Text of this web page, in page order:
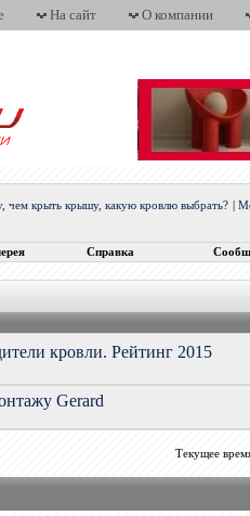
На сайт О компании
чем крыть крышу, какую кровлю выбрать?
Справка
кровли. Рейтинг 2015
Gerard
Текущее